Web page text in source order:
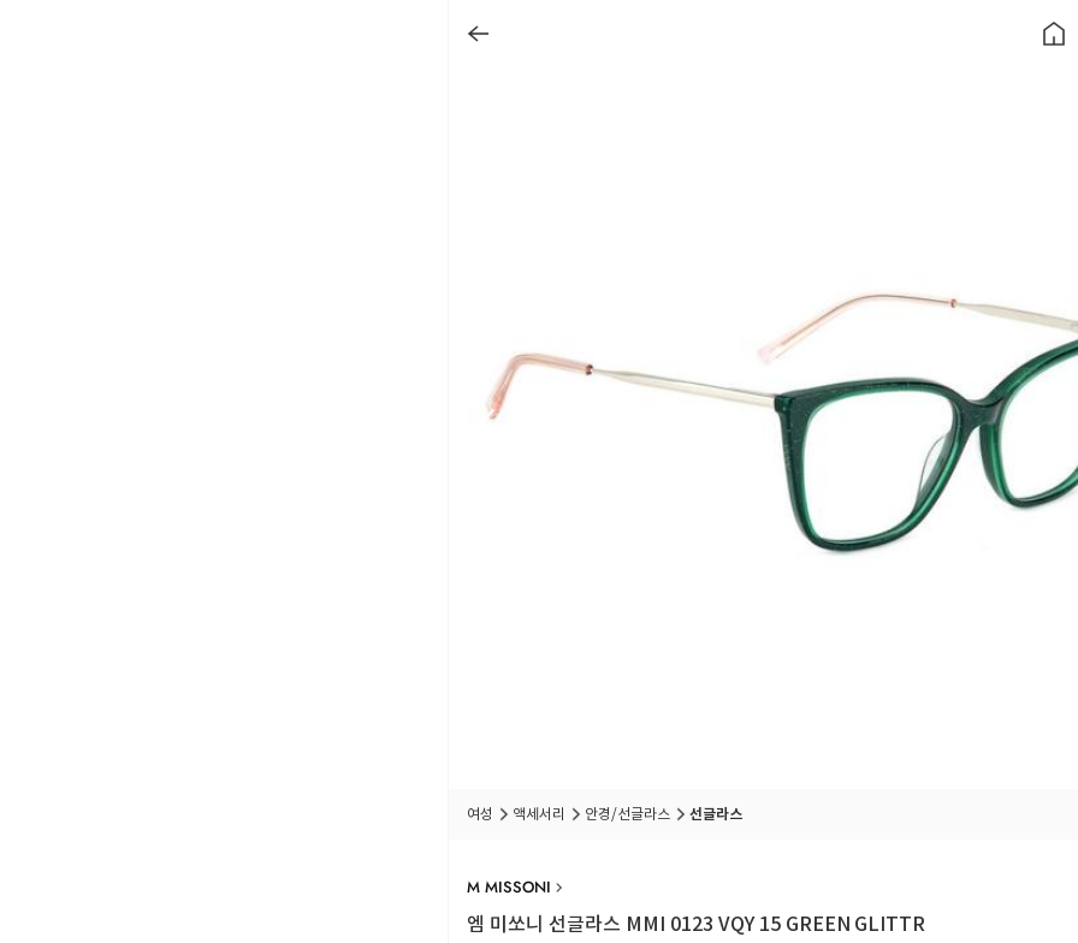
여성 액세서리 안경/선글라스 선글라스
M MISSONI
엠 미쏘니 선글라스 MMI 0123 VQY 15 GREEN GLITTR